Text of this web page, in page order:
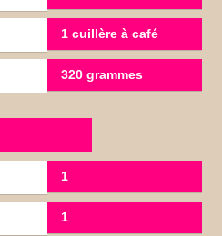
1 cuillère à café
320 grammes
1
1